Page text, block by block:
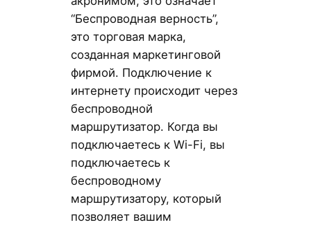
“Беспроводная верность”,
это торговая марка,
созданная маркетинговой
фирмой. Подключение к
интернету происходит через
беспроводной
маршрутизатор. Когда вы
подключаетесь к Wi-Fi, вы
подключаетесь к
беспроводному
маршрутизатору, который
позволяет вашим